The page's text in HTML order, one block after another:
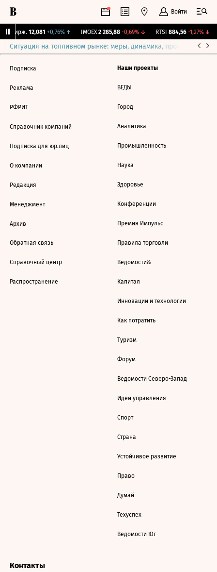
Войти
Бирж. 12,081 +0,76%↑ IMOEX 2 285,88 -0,69%↓ RTSI 884,56 -1,27%↓
Ситуация на топливном рынке: меры, динамика, прогнозы
Подписка
Реклама
РФРИТ
Справочник компаний
Подписка для юр.лиц
О компании
Редакция
Менеджмент
Архив
Обратная связь
Справочный центр
Распространение
Наши проекты
ВЕДЫ
Город
Аналитика
Промышленность
Наука
Здоровье
Конференции
Премия Импульс
Правила торговли
Ведомости&
Капитал
Инновации и технологии
Как потратить
Туризм
Форум
Ведомости Северо-Запад
Идеи управления
Спорт
Страна
Устойчивое развитие
Право
Думай
Техуспех
Ведомости Юг
Контакты